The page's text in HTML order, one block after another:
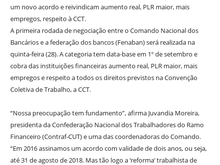
um novo acordo e reivindicam aumento real, PLR maior, mais
empregos, respeito à CCT.
A primeira rodada de negociação entre o Comando Nacional dos
Bancários e a federação dos bancos (Fenaban) será realizada na
quinta-feira (28). A categoria tem data-base em 1º de setembro e
cobra das instituições financeiras aumento real, PLR maior, mais
empregos e respeito a todos os direitos previstos na Convenção
Coletiva de Trabalho, a CCT.
“Nossa preocupação tem fundamento”, afirma Juvandia Moreira,
presidenta da Confederação Nacional dos Trabalhadores do Ramo
Financeiro (Contraf-CUT) e uma das coordenadoras do Comando.
“Em 2016 assinamos um acordo com validade de dois anos, ou seja,
até 31 de agosto de 2018. Mas tão logo a ‘reforma’ trabalhista de